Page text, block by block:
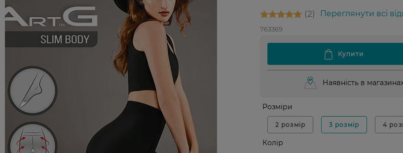
2 Переглянути всі
763369
Наявність в
Розміри
2 розмір 3 розмір 4
Колір